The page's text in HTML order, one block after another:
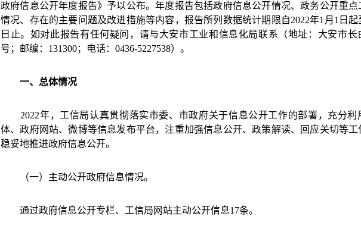
政府信息公开年度报告》予以公布。年度报告包括政府信息公开情况、政务公开重点
情况、存在的主要问题及改进措施等内容，报告所列数据统计期限自2022年1月1日起
日止。如对此报告有任何疑问，请与大安市工业和信息化局联系（地址：大安市长
号；邮编：131300；电话：0436-5227538）。
一、总体情况
2022年，工信局认真贯彻落实市委、市政府关于信息公开工作的部署，充分利
体、政府网站、微博等信息发布平台，注重加强信息公开、政策解读、回应关切等工
稳妥地推进政府信息公开。
（一）主动公开政府信息情况。
通过政府信息公开专栏、工信局网站主动公开信息17条。